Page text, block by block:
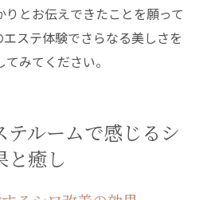
とお伝えできたことを願って
ステ体験でさらなる美しさを
みてください。
テルームで感じるシ
と癒し